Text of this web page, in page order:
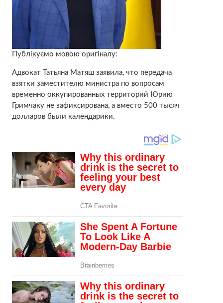
Публікуємо мовою оригіналу:
Адвокат Татьяна Матяш заявила, что передача
взятки заместителю министра по вопросам
временно оккупированных территорий Юрию
Гримчаку не зафиксирована, а вместо 500 тысяч
долларов были календарики.